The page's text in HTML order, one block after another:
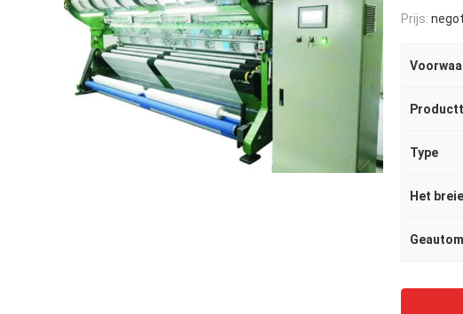
Prijs:
Type
Het